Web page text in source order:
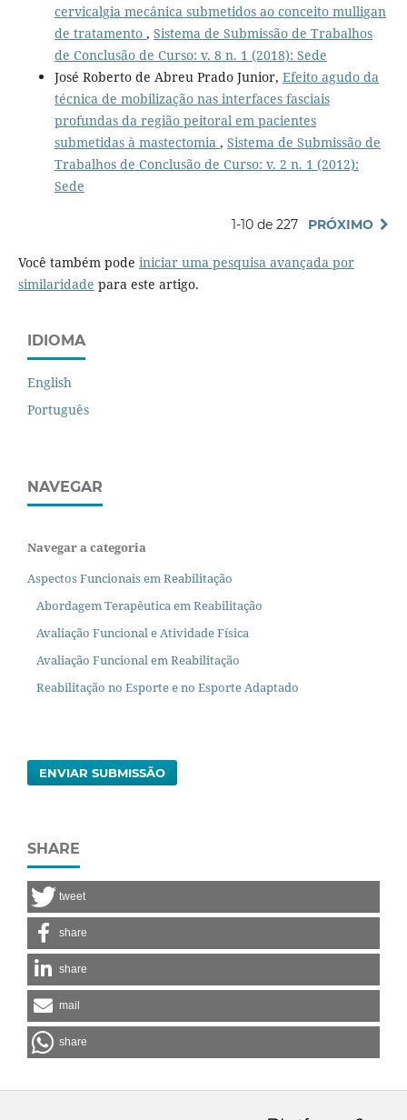
cervicalgia mecânica submetidos ao conceito mulligan
de tratamento , Sistema de Submissão de Trabalhos
de Conclusão de Curso: v. 8 n. 1 (2018): Sede
José Roberto de Abreu Prado Junior, Efeito agudo da
técnica de mobilização nas interfaces fasciais
profundas da região peitoral em pacientes
submetidas à mastectomia , Sistema de Submissão de
Trabalhos de Conclusão de Curso: v. 2 n. 1 (2012):
Sede
1-10 de 227 PRÓXIMO
Você também pode iniciar uma pesquisa avançada por
similaridade para este artigo.
IDIOMA
English
Português
NAVEGAR
Navegar a categoria
Aspectos Funcionais em Reabilitação
Abordagem Terapêutica em Reabilitação
Avaliação Funcional e Atividade Física
Avaliação Funcional em Reabilitação
Reabilitação no Esporte e no Esporte Adaptado
ENVIAR SUBMISSÃO
SHARE
tweet
share
share
mail
share